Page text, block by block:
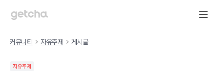
커뮤니티 자유주제 게시글
자유주제